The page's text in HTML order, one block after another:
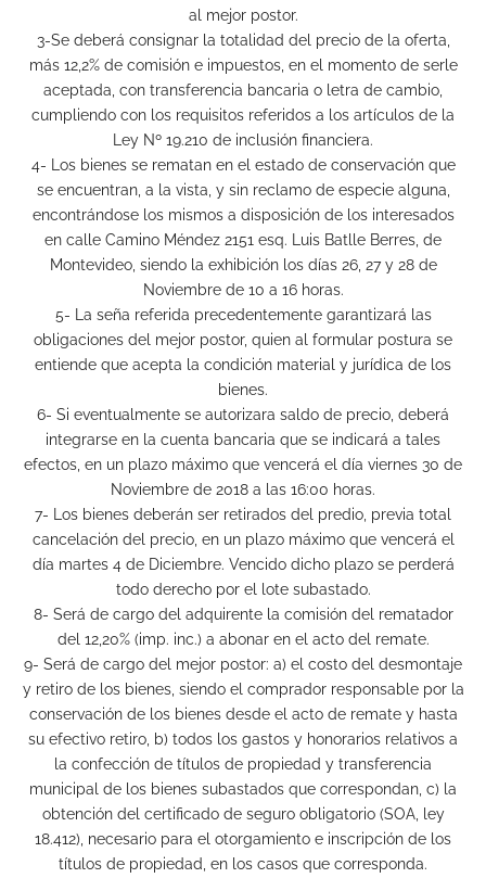
al mejor postor.
3-Se deberá consignar la totalidad del precio de la oferta,
más 12,2% de comisión e impuestos, en el momento de serle
aceptada, con transferencia bancaria o letra de cambio,
cumpliendo con los requisitos referidos a los artículos de la
Ley Nº 19.210 de inclusión financiera.
4- Los bienes se rematan en el estado de conservación que
se encuentran, a la vista, y sin reclamo de especie alguna,
encontrándose los mismos a disposición de los interesados
en calle Camino Méndez 2151 esq. Luis Batlle Berres, de
Montevideo, siendo la exhibición los días 26, 27 y 28 de
Noviembre de 10 a 16 horas.
5- La seña referida precedentemente garantizará las
obligaciones del mejor postor, quien al formular postura se
entiende que acepta la condición material y jurídica de los
bienes.
6- Si eventualmente se autorizara saldo de precio, deberá
integrarse en la cuenta bancaria que se indicará a tales
efectos, en un plazo máximo que vencerá el día viernes 30 de
Noviembre de 2018 a las 16:00 horas.
7- Los bienes deberán ser retirados del predio, previa total
cancelación del precio, en un plazo máximo que vencerá el
día martes 4 de Diciembre. Vencido dicho plazo se perderá
todo derecho por el lote subastado.
8- Será de cargo del adquirente la comisión del rematador
del 12,20% (imp. inc.) a abonar en el acto del remate.
9- Será de cargo del mejor postor: a) el costo del desmontaje
y retiro de los bienes, siendo el comprador responsable por la
conservación de los bienes desde el acto de remate y hasta
su efectivo retiro, b) todos los gastos y honorarios relativos a
la confección de títulos de propiedad y transferencia
municipal de los bienes subastados que correspondan, c) la
obtención del certificado de seguro obligatorio (SOA, ley
18.412), necesario para el otorgamiento e inscripción de los
títulos de propiedad, en los casos que corresponda.